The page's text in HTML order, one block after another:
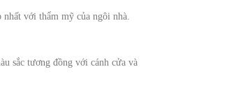
nhất với thẩm mỹ của ngôi nhà.
sắc tương đồng với cánh cửa và